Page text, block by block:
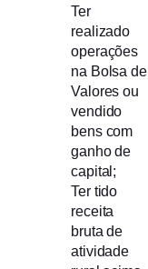
Ter
realizado
operações
na Bolsa de
Valores ou
vendido
bens com
ganho de
capital;
Ter tido
receita
bruta de
atividade